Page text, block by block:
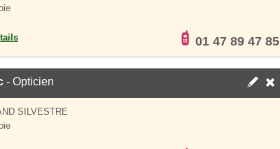
01 47 89 47 85
- Opticien
SILVESTRE